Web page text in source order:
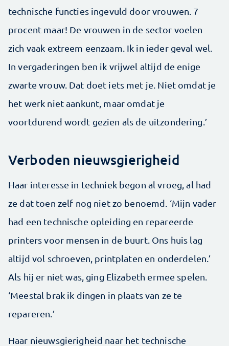
technische functies ingevuld door vrouwen. 7
procent maar! De vrouwen in de sector voelen
zich vaak extreem eenzaam. Ik in ieder geval wel.
In vergaderingen ben ik vrijwel altijd de enige
zwarte vrouw. Dat doet iets met je. Niet omdat je
het werk niet aankunt, maar omdat je
voortdurend wordt gezien als de uitzondering.’
Verboden nieuwsgierigheid
Haar interesse in techniek begon al vroeg, al had
ze dat toen zelf nog niet zo benoemd. ‘Mijn vader
had een technische opleiding en repareerde
printers voor mensen in de buurt. Ons huis lag
altijd vol schroeven, printplaten en onderdelen.’
Als hij er niet was, ging Elizabeth ermee spelen.
‘Meestal brak ik dingen in plaats van ze te
repareren.’
Haar nieuwsgierigheid naar het technische